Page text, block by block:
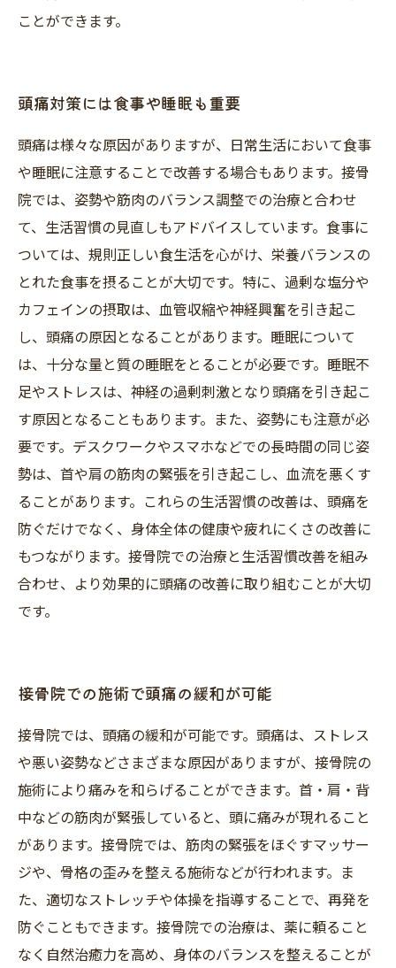
ことができます。
頭痛対策には食事や睡眠も重要
頭痛は様々な原因がありますが、日常生活において食事
や睡眠に注意することで改善する場合もあります。接骨
院では、姿勢や筋肉のバランス調整での治療と合わせ
て、生活習慣の見直しもアドバイスしています。食事に
ついては、規則正しい食生活を心がけ、栄養バランスの
とれた食事を摂ることが大切です。特に、過剰な塩分や
カフェインの摂取は、血管収縮や神経興奮を引き起こ
し、頭痛の原因となることがあります。睡眠について
は、十分な量と質の睡眠をとることが必要です。睡眠不
足やストレスは、神経の過剰刺激となり頭痛を引き起こ
す原因となることもあります。また、姿勢にも注意が必
要です。デスクワークやスマホなどでの長時間の同じ姿
勢は、首や肩の筋肉の緊張を引き起こし、血流を悪くす
ることがあります。これらの生活習慣の改善は、頭痛を
防ぐだけでなく、身体全体の健康や疲れにくさの改善に
もつながります。接骨院での治療と生活習慣改善を組み
合わせ、より効果的に頭痛の改善に取り組むことが大切
です。
接骨院での施術で頭痛の緩和が可能
接骨院では、頭痛の緩和が可能です。頭痛は、ストレス
や悪い姿勢などさまざまな原因がありますが、接骨院の
施術により痛みを和らげることができます。首・肩・背
中などの筋肉が緊張していると、頭に痛みが現れること
があります。接骨院では、筋肉の緊張をほぐすマッサー
ジや、骨格の歪みを整える施術などが行われます。ま
た、適切なストレッチや体操を指導することで、再発を
防ぐこともできます。接骨院での治療は、薬に頼ること
なく自然治癒力を高め、身体のバランスを整えることが